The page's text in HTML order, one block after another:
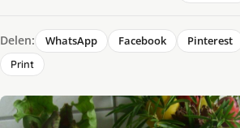
Delen: WhatsApp Facebook Pinterest
Print